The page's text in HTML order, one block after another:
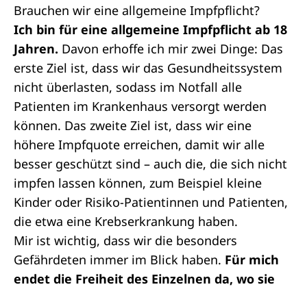
Brauchen wir eine allgemeine Impfpflicht?
Ich bin für eine allgemeine Impfpflicht ab 18
Jahren. Davon erhoffe ich mir zwei Dinge: Das
erste Ziel ist, dass wir das Gesundheitssystem
nicht überlasten, sodass im Notfall alle
Patienten im Krankenhaus versorgt werden
können. Das zweite Ziel ist, dass wir eine
höhere Impfquote erreichen, damit wir alle
besser geschützt sind – auch die, die sich nicht
impfen lassen können, zum Beispiel kleine
Kinder oder Risiko-Patientinnen und Patienten,
die etwa eine Krebserkrankung haben.
Mir ist wichtig, dass wir die besonders
Gefährdeten immer im Blick haben. Für mich
endet die Freiheit des Einzelnen da, wo sie